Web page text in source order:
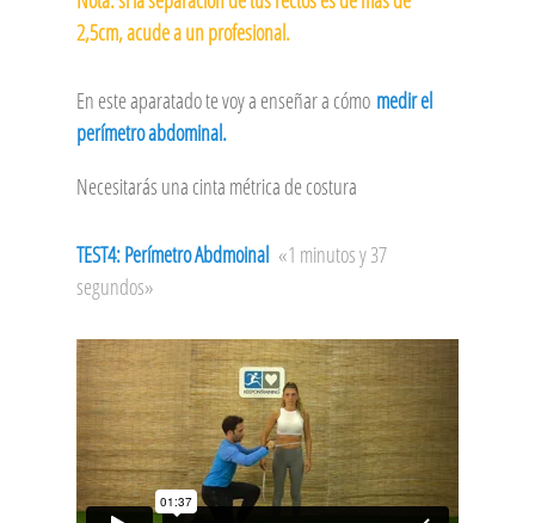
2,5cm, acude a un profesional.
En este aparatado te voy a enseñar a cómo medir el
perímetro abdominal.
Necesitarás una cinta métrica de costura
TEST4: Perímetro Abdmoinal «1 minutos y 37
segundos»